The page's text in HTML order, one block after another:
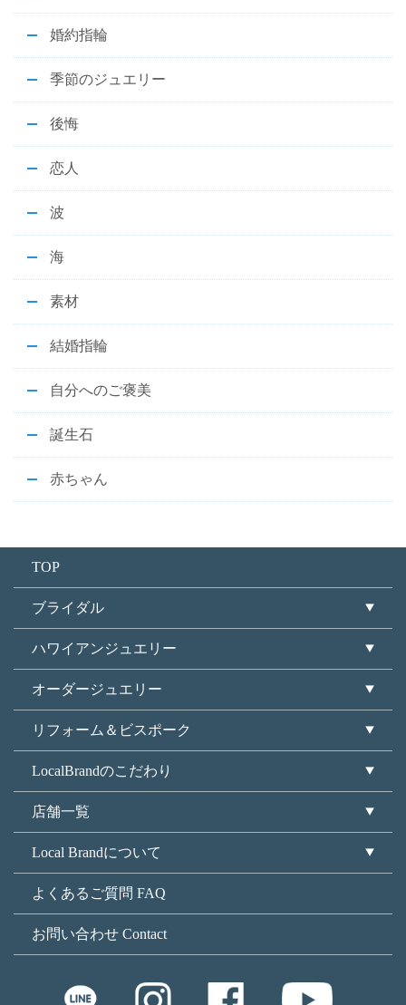
婚約指輪
季節のジュエリー
後悔
恋人
波
海
素材
結婚指輪
自分へのご褒美
誕生石
赤ちゃん
TOP
ブライダル
ハワイアンジュエリー
オーダージュエリー
リフォーム＆ビスポーク
LocalBrandのこだわり
店舗一覧
Local Brandについて
よくあるご質問 FAQ
お問い合わせ Contact